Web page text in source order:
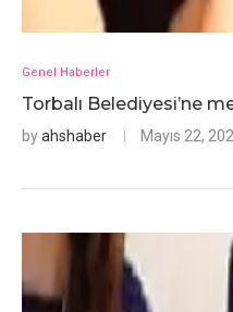
Genel Haberler
Torbalı Belediyesi’ne
byahshaber Mayıs 22,